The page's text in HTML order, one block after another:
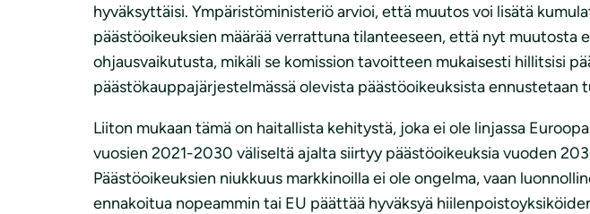
hyväksyttäisi. Ympäristöministeriö arvioi, että muutos voi lisätä
päästöoikeuksien määrää verrattuna tilanteeseen, että nyt muutosta
ohjausvaikutusta, mikäli se komission tavoitteen mukaisesti hillitsisi
päästökauppajärjestelmässä olevista päästöoikeuksista ennustetaan
Liiton mukaan tämä on haitallista kehitystä, joka ei ole linjassa
vuosien 2021-2030 väliseltä ajalta siirtyy päästöoikeuksia vuoden
Päästöoikeuksien niukkuus markkinoilla ei ole ongelma, vaan
ennakoitua nopeammin tai EU päättää hyväksyä